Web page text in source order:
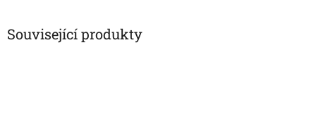
Související produkty